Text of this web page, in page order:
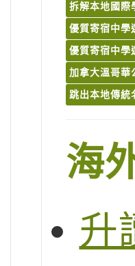
拆解本地國際
優質寄宿中學
優質寄宿中學
加拿大溫哥
跳出本地傳統
海
升